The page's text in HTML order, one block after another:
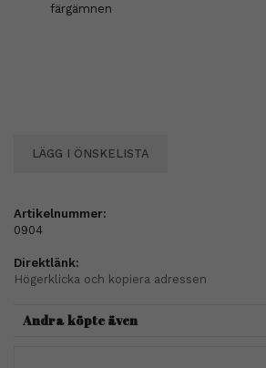
färgämnen
LÄGG I ÖNSKELISTA
Artikelnummer:
0904
Direktlänk:
Högerklicka och kopiera adressen
Andra köpte även